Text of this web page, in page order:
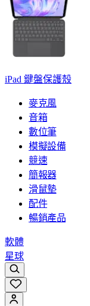
iPad 鍵盤保護殼
麥克風
音箱
數位筆
模擬設備
競速
簡報器
滑鼠墊
配件
暢銷產品
軟體
星球